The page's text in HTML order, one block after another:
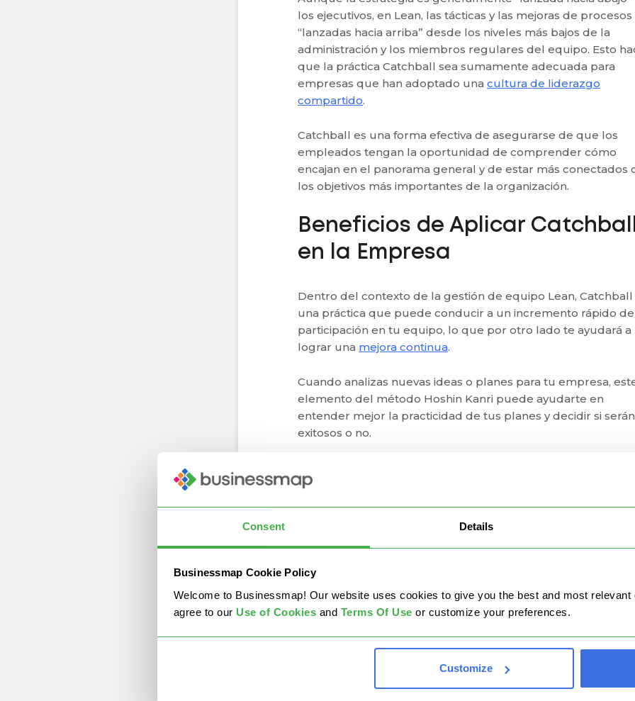
Consent Details
Businessmap Cookie Policy
Welcome to Businessmap! Our website uses cookies to give you the best and most
agree to our Use of Cookies and Terms Of Use or customize your preferences.
Customize
los ejecutivos, en Lean, las tácticas y las mejoras de procesos
“lanzadas hacia arriba” desde los niveles más bajos de la
administración y los miembros regulares del equipo. Esto
que la práctica Catchball sea sumamente adecuada para
empresas que han adoptado una cultura de liderazgo
compartido.
Catchball es una forma efectiva de asegurarse de que los
empleados tengan la oportunidad de comprender cómo
encajan en el panorama general y de estar más conectados
los objetivos más importantes de la organización.
Beneficios de Aplicar Catchball
en la Empresa
Dentro del contexto de la gestión de equipo Lean, Catchball
una práctica que puede conducir a un incremento rápido
participación en tu equipo, lo que por otro lado te ayudará a
lograr una mejora continua.
Cuando analizas nuevas ideas o planes para tu empresa,
elemento del método Hoshin Kanri puede ayudarte en
entender mejor la practicidad de tus planes y decidir si serán
exitosos o no.
contribuyan al análisis del plan o la idea. Podrán sugerir
¿Cómo comenzar a practicar
Catchball?
Aunque Hoshin Kanri Catchball parezca una práctica simple
una serie de reglas universales que debes seguir si estás